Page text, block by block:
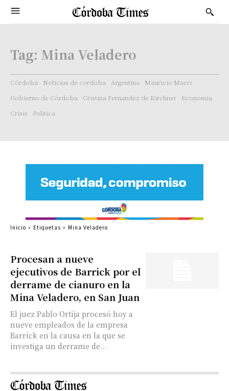
Tag: Mina Veladero
Córdoba Noticias de cordoba Argentina
Mauricio Macri
Gobierno de Córdoba
Cristina Fernandez de Kirchner
Economía
Crisis
Politica
Procesan a nueve
ejecutivos de Barrick por el
derrame de cianuro en la
Mina Veladero, en San Juan
El juez Pablo Ortija procesó hoy a
nueve empleados de la empresa
Barrick en la causa en la que se
investiga un derrame de...
Inicio Etiquetas Mina Veladero